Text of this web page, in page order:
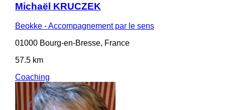
Michaël KRUCZEK
Beokke - Accompagnement par le sens
01000 Bourg-en-Bresse, France
57.5 km
Coaching